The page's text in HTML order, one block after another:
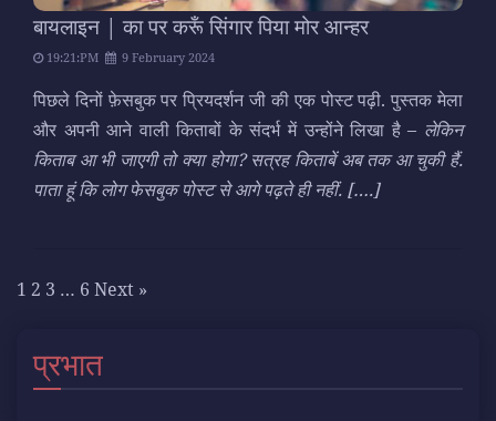
बायलाइन | का पर करूँ सिंगार पिया मोर आन्हर
19:21:PM 9 February 2024
पिछले दिनों फ़ेसबुक पर प्रियदर्शन जी की एक पोस्ट पढ़ी. पुस्तक मेला
और अपनी आने वाली किताबों के संदर्भ में उन्होंने लिखा है – लेकिन
किताब आ भी जाएगी तो क्या होगा? सत्रह किताबें अब तक आ चुकी हैं.
पाता हूं कि लोग फेसबुक पोस्ट से आगे पढ़ते ही नहीं. [….]
1 2 3 … 6 Next »
प्रभात